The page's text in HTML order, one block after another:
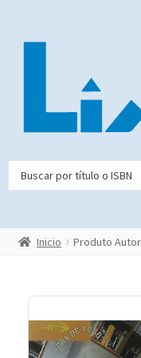
Inicio Produto Autor